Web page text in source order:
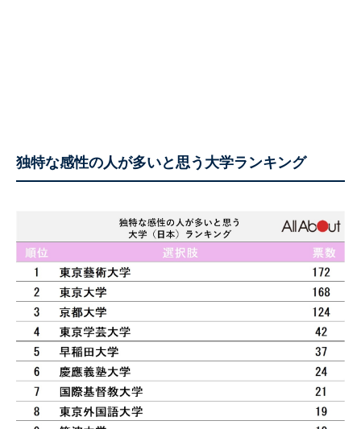
独特な感性の人が多いと思う大学ランキング